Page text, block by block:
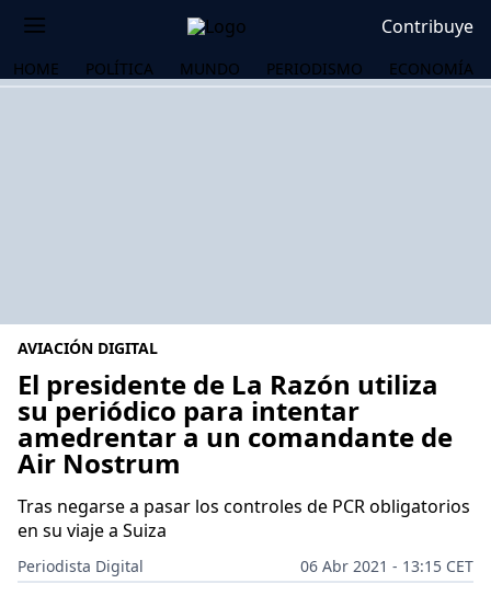
Contribuye
HOME POLÍTICA MUNDO PERIODISMO ECONOMÍA
AVIACIÓN DIGITAL
El presidente de La Razón utiliza
su periódico para intentar
amedrentar a un comandante de
Air Nostrum
Tras negarse a pasar los controles de PCR obligatorios
en su viaje a Suiza
Periodista Digital
06 Abr 2021 - 13:15 CET